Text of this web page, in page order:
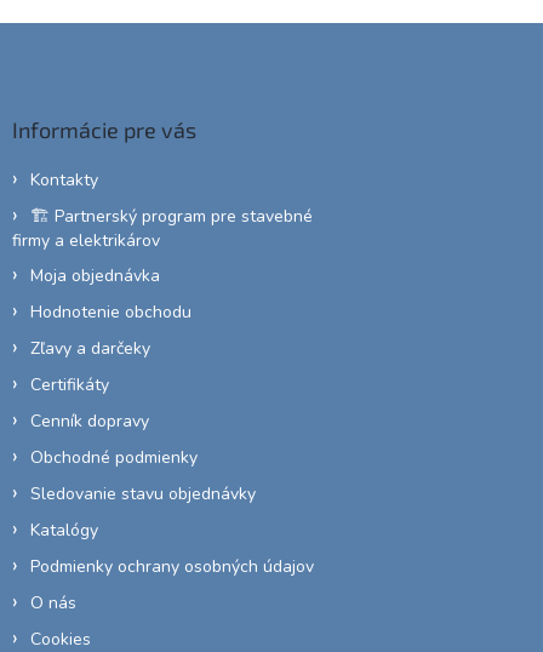
Informácie pre vás
Kontakty
🏗️ Partnerský program pre stavebné
firmy a elektrikárov
Moja objednávka
Hodnotenie obchodu
Zľavy a darčeky
Certifikáty
Cenník dopravy
Obchodné podmienky
Sledovanie stavu objednávky
Katalógy
Podmienky ochrany osobných údajov
O nás
Cookies